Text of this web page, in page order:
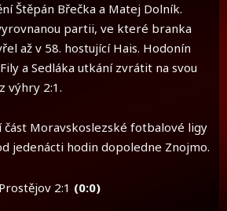
Štěpán Břečka a Matej Dolník.
partii, ve které branka
až v 58. hostující Hais. Hodonín
a Sedláka utkání zvrátit na svou
výhry 2:1.
část Moravskoslezské fotbalové ligy
jedenácti hodin dopoledne Znojmo.
2:1 (0:0)